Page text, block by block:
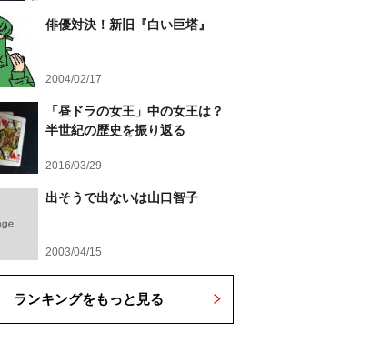
俳優対決！新旧『白い巨塔』
2004/02/17
「昼ドラの女王」中の女王は？
半世紀の歴史を振り返る
2016/03/29
出そうで出ないは山口智子
2003/04/15
ランキングをもっと見る